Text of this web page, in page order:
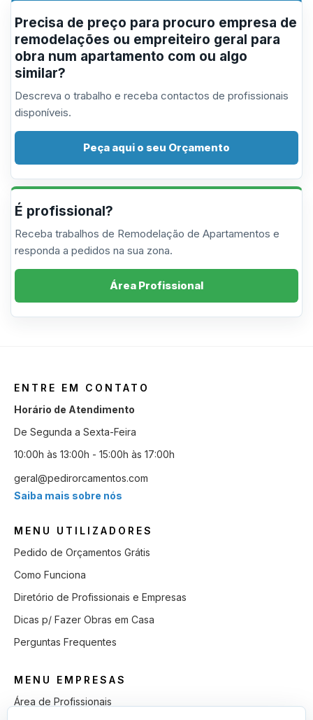
Precisa de preço para procuro empresa de
remodelações ou empreiteiro geral para
obra num apartamento com ou algo
similar?
Descreva o trabalho e receba contactos de profissionais
disponíveis.
Peça aqui o seu Orçamento
É profissional?
Receba trabalhos de Remodelação de Apartamentos e
responda a pedidos na sua zona.
Área Profissional
ENTRE EM CONTATO
Horário de Atendimento
De Segunda a Sexta-Feira
10:00h às 13:00h - 15:00h às 17:00h
geral@pedirorcamentos.com
Saiba mais sobre nós
MENU UTILIZADORES
Pedido de Orçamentos Grátis
Como Funciona
Diretório de Profissionais e Empresas
Dicas p/ Fazer Obras em Casa
Perguntas Frequentes
MENU EMPRESAS
Área de Profissionais